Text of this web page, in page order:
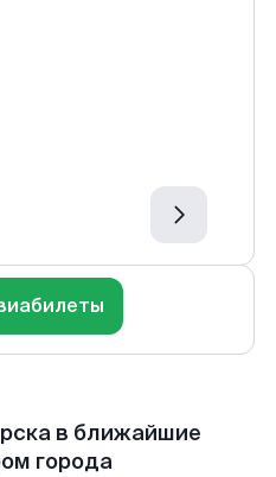
в ближайшие
города